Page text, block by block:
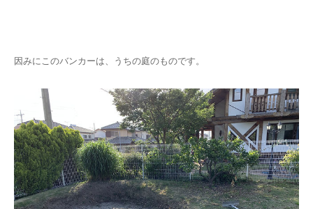
因みにこのバンカーは、うちの庭のものです。